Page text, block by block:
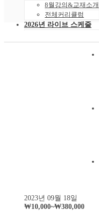
8월강의&교재소개
전체커리큘럼
2026년 라이브 스케줄
2023년 09월 18일
₩10,000~₩380,000